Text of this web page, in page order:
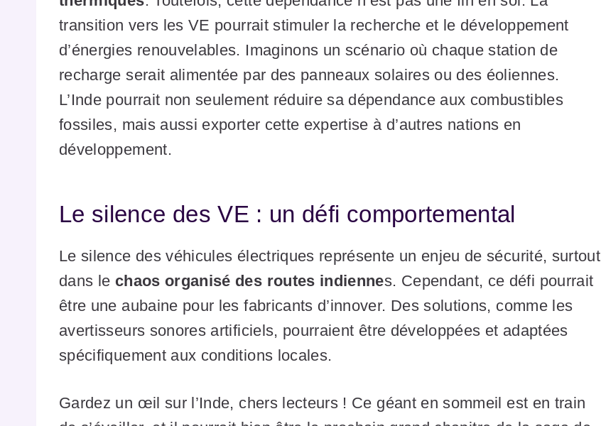
transition vers les VE pourrait stimuler la recherche et le développement
d’énergies renouvelables. Imaginons un scénario où chaque station de
recharge serait alimentée par des panneaux solaires ou des éoliennes.
L’Inde pourrait non seulement réduire sa dépendance aux combustibles
fossiles, mais aussi exporter cette expertise à d’autres nations en
développement.
Le silence des VE : un défi comportemental
Le silence des véhicules électriques représente un enjeu de sécurité, surtout
dans le chaos organisé des routes indiennes. Cependant, ce défi pourrait
être une aubaine pour les fabricants d’innover. Des solutions, comme les
avertisseurs sonores artificiels, pourraient être développées et adaptées
spécifiquement aux conditions locales.
Gardez un œil sur l’Inde, chers lecteurs ! Ce géant en sommeil est en train